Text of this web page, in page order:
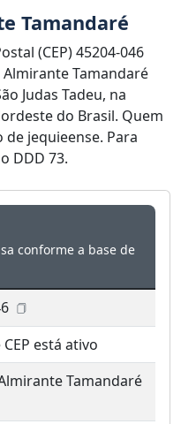
Tamandaré
(CEP) 45204-046
Tamandaré
Judas Tadeu, na
do Brasil. Quem
jequieense. Para
DDD 73.
conforme a base de
está ativo
Tamandaré